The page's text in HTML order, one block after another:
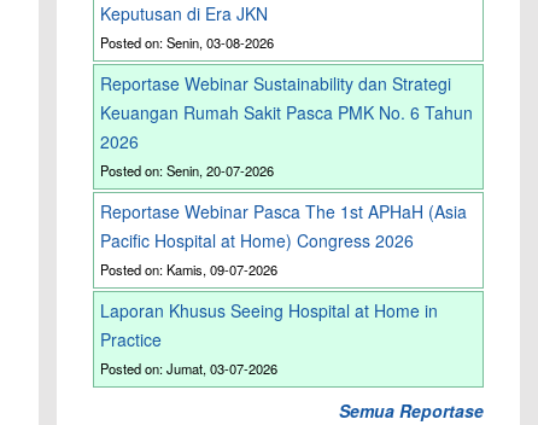
Keputusan di Era JKN
Posted on: Senin, 03-08-2026
Reportase Webinar Sustainability dan Strategi
Keuangan Rumah Sakit Pasca PMK No. 6 Tahun
2026
Posted on: Senin, 20-07-2026
Reportase Webinar Pasca The 1st APHaH (Asia
Pacific Hospital at Home) Congress 2026
Posted on: Kamis, 09-07-2026
Laporan Khusus Seeing Hospital at Home in
Practice
Posted on: Jumat, 03-07-2026
Semua Reportase